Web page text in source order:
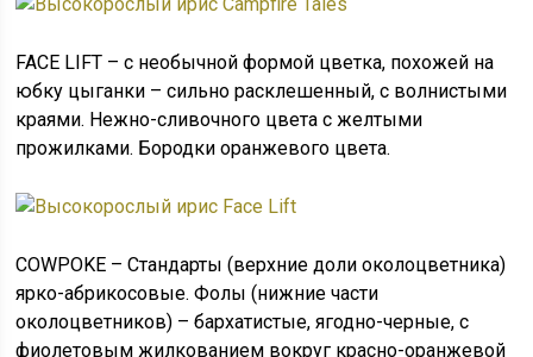
FACE LIFT – с необычной формой цветка, похожей на
юбку цыганки – сильно расклешенный, с волнистыми
краями. Нежно-сливочного цвета с желтыми
прожилками. Бородки оранжевого цвета.
COWPOKE – Стандарты (верхние доли околоцветника)
ярко-абрикосовые. Фолы (нижние части
околоцветников) – бархатистые, ягодно-черные, с
фиолетовым жилкованием вокруг красно-оранжевой